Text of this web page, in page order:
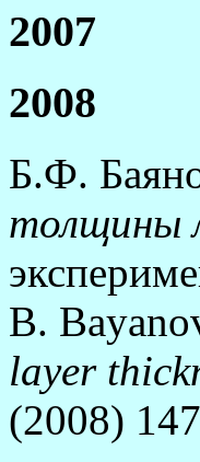
2007
2008
Б.Ф.
толщины
B.
layer
(2008)